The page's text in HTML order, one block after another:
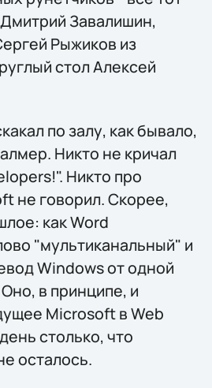
Завалишин,
Рыжиков из
стол Алексей
по залу, как бывало,
Никто не кричал
Никто про
не говорил. Скорее,
как Word
"мультиканальный" и
Windows от одной
в принципе, и
Microsoft в Web
столько, что
осталось.